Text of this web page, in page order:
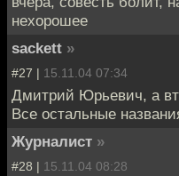
нехорошее
sackett »
#27 | 15.11.04 07:34
Дмитрий Юрьевич, а
Все остальные
Журналист »
#28 | 15.11.04 08:28